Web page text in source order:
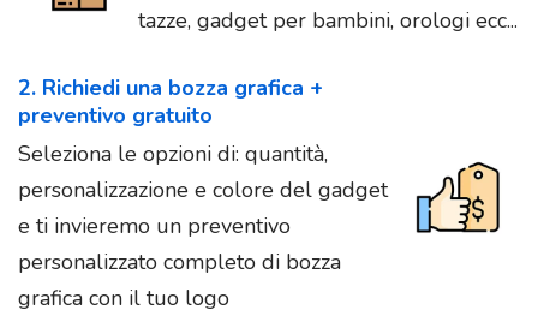
tazze, gadget per bambini, orologi ecc...
2. Richiedi una bozza grafica +
preventivo gratuito
Seleziona le opzioni di: quantità,
personalizzazione e colore del gadget
e ti invieremo un preventivo
personalizzato completo di bozza
grafica con il tuo logo